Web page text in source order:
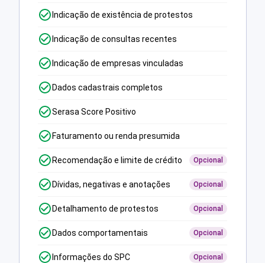
Indicação de existência de protestos
Indicação de consultas recentes
Indicação de empresas vinculadas
Dados cadastrais completos
Serasa Score Positivo
Faturamento ou renda presumida
Recomendação e limite de crédito Opcional
Dívidas, negativas e anotações Opcional
Detalhamento de protestos Opcional
Dados comportamentais Opcional
Informações do SPC Opcional